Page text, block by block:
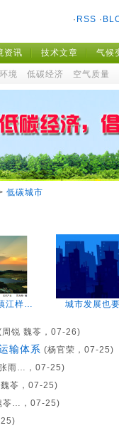
· RSS ·
资讯 技术文章 气候
境 低碳经济 空气质量
低碳城市
江样… 城市发展也
周锐 魏苓，07-26)
输体系 (杨官荣，07-25)
雨…，07-25)
苓，07-25)
苓…，07-25)